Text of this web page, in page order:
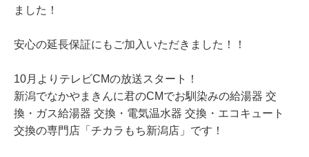
ました！
安心の延長保証にもご加入いただきました！！
10月よりテレビCMの放送スタート！
新潟でなかやまきんに君のCMでお馴染みの給湯器 交
換・ガス給湯器 交換・電気温水器 交換・エコキュート
交換の専門店「チカラもち新潟店」です！